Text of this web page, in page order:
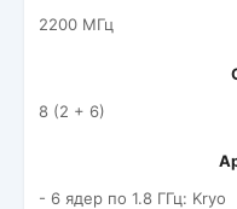
2200 МГц
8 (2 + 6)
- 6 ядер по 1.8 ГГц: Kryo